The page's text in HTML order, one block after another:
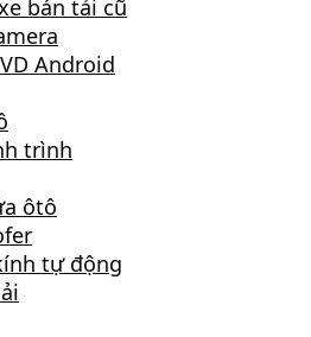
bán tải cũ
Android
trình
ôtô
tự động